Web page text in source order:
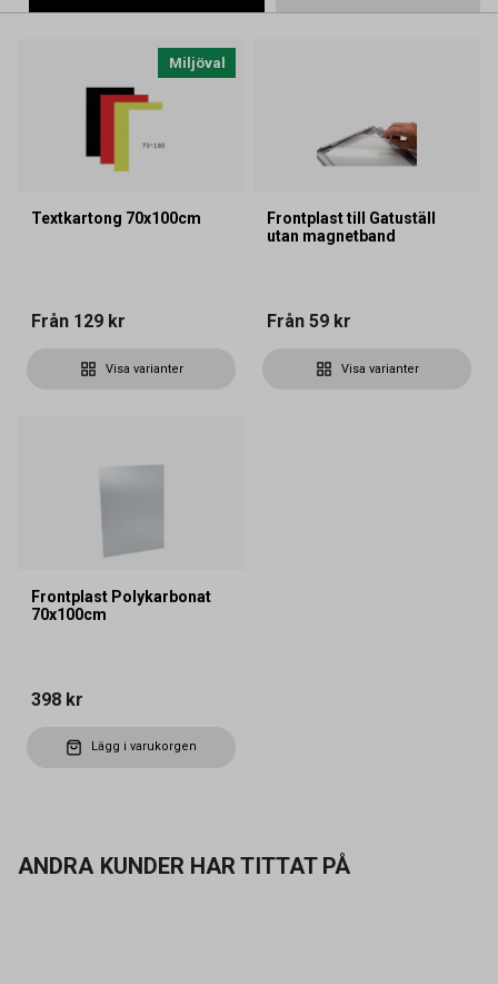
Miljöval
Textkartong 70x100cm
Från 129 kr
Visa varianter
Frontplast till Gatuställ
utan magnetband
Från 59 kr
Visa varianter
Frontplast Polykarbonat
70x100cm
398 kr
Lägg i varukorgen
ANDRA KUNDER HAR TITTAT PÅ